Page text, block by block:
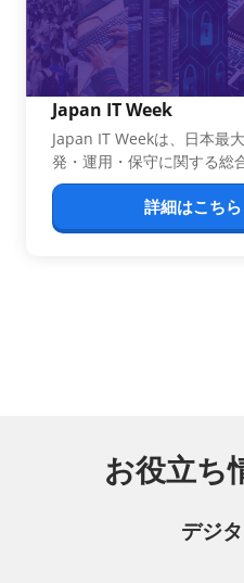
Japan IT Week
Japan IT Weekは、日本最
発・運用・保守に関する総
詳細はこち
お役立ち
デジ